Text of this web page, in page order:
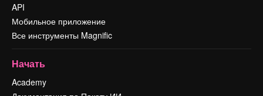
API
Мобильное приложение
Все инструменты Magnific
Начать
Academy